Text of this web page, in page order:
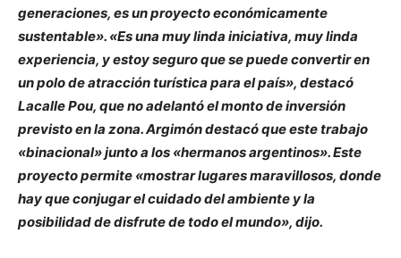
generaciones, es un proyecto económicamente
sustentable». «Es una muy linda iniciativa, muy linda
experiencia, y estoy seguro que se puede convertir en
un polo de atracción turística para el país», destacó
Lacalle Pou, que no adelantó el monto de inversión
previsto en la zona. Argimón destacó que este trabajo
«binacional» junto a los «hermanos argentinos». Este
proyecto permite «mostrar lugares maravillosos, donde
hay que conjugar el cuidado del ambiente y la
posibilidad de disfrute de todo el mundo», dijo.